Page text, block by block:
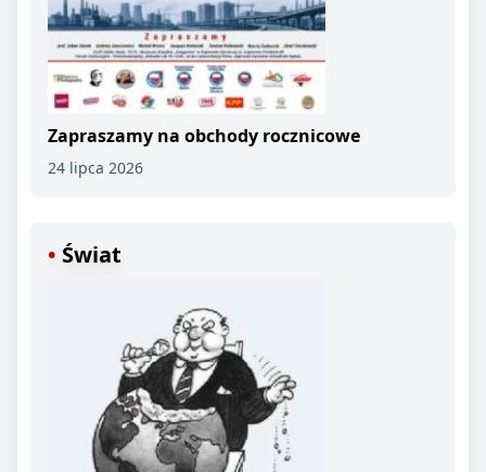
Zapraszamy na obchody rocznicowe
24 lipca 2026
Świat